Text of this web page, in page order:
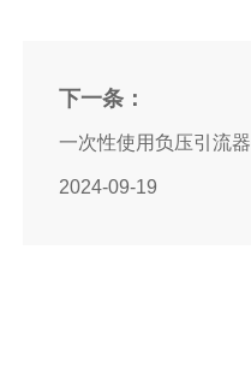
下一条：
一次性使用负压引流器
2024-09-19